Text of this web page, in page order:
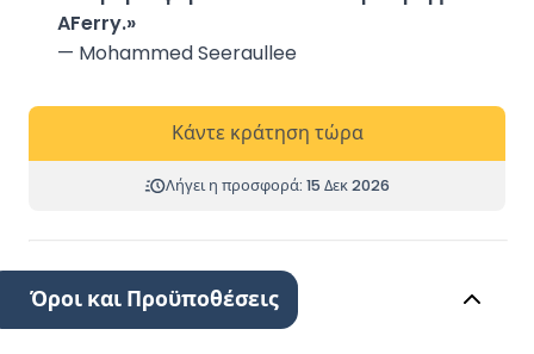
AFerry.»
— Mohammed Seeraullee
Κάντε κράτηση τώρα
Λήγει η προσφορά: 15 Δεκ 2026
Όροι και Προϋποθέσεις